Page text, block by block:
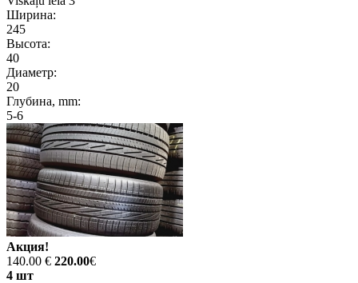
Ширина:
245
Высота:
40
Диаметр:
20
Глубина, mm:
5-6
Акция!
140.00 € 220.00€
4 шт